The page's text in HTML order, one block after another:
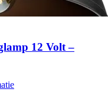
12 Volt –